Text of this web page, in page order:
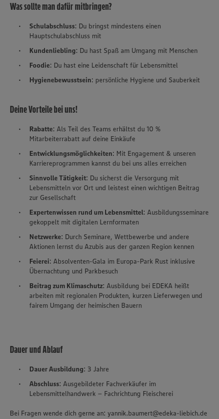
Was sollte man dafür mitbringen?
Schulabschluss: Du bringst mindestens einen
Hauptschulabschluss mit
Kundenliebling: Du hast Spaß am Umgang mit Menschen
Foodie: Du hast eine Leidenschaft für Lebensmittel
Hygienebewusstsein: persönliche Hygiene und Sauberkeit
Deine Vorteile bei uns!
Rabatte: Als Teil des Teams erhältst du 10 %
Mitarbeiterrabatt auf deine Einkäufe
Entwicklungsmöglichkeiten: Mit Engagement & unseren
Karriereprogrammen kannst du bei uns alles erreichen
Sinnvolle Tätigkeit: Du sicherst die Versorgung mit
Lebensmitteln vor Ort und leistest einen wichtigen Beitrag
zur Gesellschaft
Expertenwissen rund um Lebensmittel: Ausbildungsseminare
gekoppelt mit digitalen Lernformaten
Netzwerke: Durch Seminare, Wettbewerbe und andere
Aktionen lernst du Azubis aus der ganzen Region kennen
Feierei: Absolventen-Gala im Europa-Park Rust inklusive
Übernachtung und Parkbesuch
Beitrag zum Klimaschutz: Ausbildung bei EDEKA heißt
arbeiten mit regionalen Produkten, kurzen Lieferwegen und
fairem Umgang der heimischen Bauern
Dauer und Ablauf
Dauer Ausbildung: 3 Jahre
Abschluss: Ausgebildeter Fachverkäufer im
Lebensmittelhandwerk – Fachrichtung Fleischerei
Bei Fragen wende dich gerne an: yannik.baumert@edeka-liebich.de